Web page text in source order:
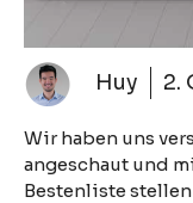
Huy 2.
Wir haben uns
angeschaut und
Bestenliste